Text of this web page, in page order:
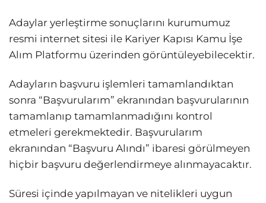
Adaylar yerleştirme sonuçlarını kurumumuz
resmi internet sitesi ile Kariyer Kapısı Kamu İşe
Alım Platformu üzerinden görüntüleyebilecektir.
Adayların başvuru işlemleri tamamlandıktan
sonra “Başvurularım” ekranından başvurularının
tamamlanıp tamamlanmadığını kontrol
etmeleri gerekmektedir. Başvurularım
ekranından “Başvuru Alındı” ibaresi görülmeyen
hiçbir başvuru değerlendirmeye alınmayacaktır.
Süresi içinde yapılmayan ve nitelikleri uygun